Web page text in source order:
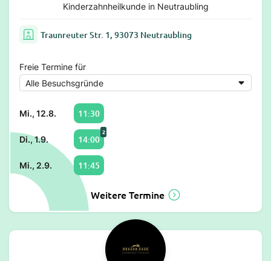
Kinderzahnheilkunde in Neutraubling
Traunreuter Str. 1, 93073 Neutraubling
Freie Termine für
Mi., 12.8. 11:30
Di., 1.9. 14:00
2
Mi., 2.9. 11:45
Weitere Termine